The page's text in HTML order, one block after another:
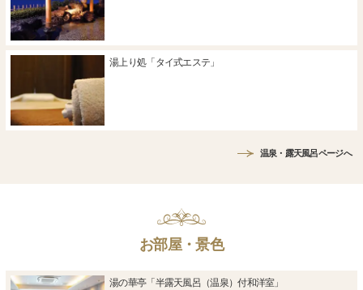
湯上り処「タイ式エステ」
温泉・露天風呂ページへ
お部屋・景色
湯の華亭「半露天風呂（温泉）付和洋室」